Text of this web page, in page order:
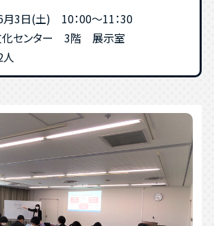
月3日(土) 10：00～11：30
化センター 3階 展示室